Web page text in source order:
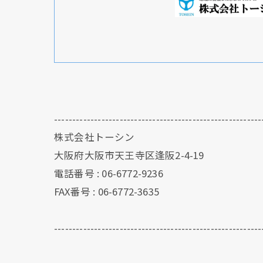
株式会社トーシン
大阪府大阪市天王寺区逢阪2-4-19
電話番号 : 06-6772-9236
FAX番号 : 06-6772-3635